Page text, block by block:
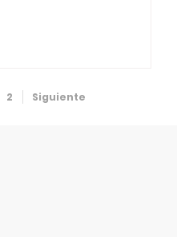
2 Siguiente